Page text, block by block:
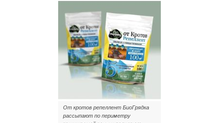
От кротов репеллент БиоГрядка
рассыпают по периметру